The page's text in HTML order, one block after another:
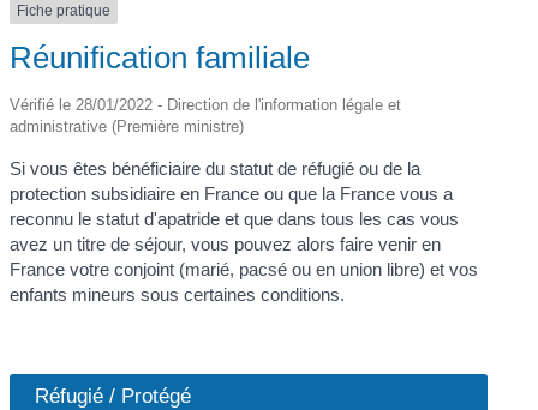
Fiche pratique
Réunification familiale
Vérifié le 28/01/2022 - Direction de l'information légale et
administrative (Première ministre)
Si vous êtes bénéficiaire du statut de réfugié ou de la
protection subsidiaire en France ou que la France vous a
reconnu le statut d'apatride et que dans tous les cas vous
avez un titre de séjour, vous pouvez alors faire venir en
France votre conjoint (marié, pacsé ou en union libre) et vos
enfants mineurs sous certaines conditions.
Réfugié / Protégé